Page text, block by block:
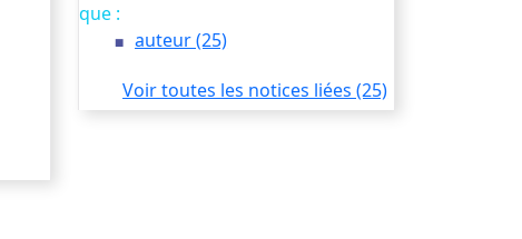
que :
auteur (25)
Voir toutes les notices liées (25)